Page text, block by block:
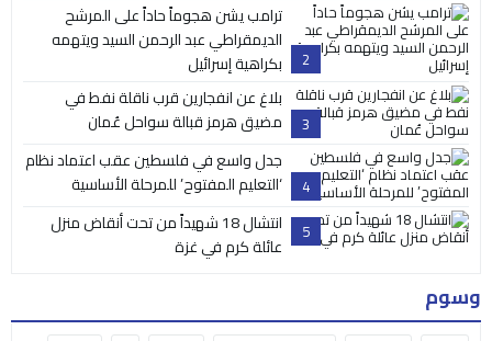
2
ترامب يشن هجوماً حاداً على المرشح
الديمقراطي عبد الرحمن السيد ويتهمه
بكراهية إسرائيل
3
بلاغ عن انفجارين قرب ناقلة نفط في
مضيق هرمز قبالة سواحل عُمان
4
جدل واسع في فلسطين عقب اعتماد نظام
‘التعليم المفتوح’ للمرحلة الأساسية
5
انتشال 18 شهيداً من تحت أنقاض منزل
عائلة كرم في غزة
وسوم